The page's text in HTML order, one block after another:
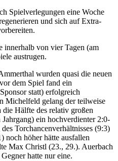
Spielverlegungen eine Woche
und sich auf Extra-
innerhalb von vier Tagen (am
austrugen.
wurden quasi die neuen
dem Spiel fand ein
statt) erfolgreich
Michelfeld gelang der teilweise
Hälfte des relativ großen
ein hochverdienter 2:0-
Torchancenverhältnisses (9:3)
noch höher hätte ausfallen
Max Christl (23., 29.). Auerbach
hatte nur eine.